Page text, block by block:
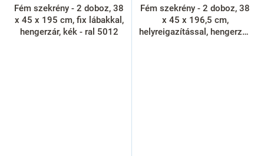
Fém szekrény - 2 doboz, 38
x 45 x 195 cm, fix lábakkal,
hengerzár, kék - ral 5012
Fém szekrény - 2 doboz, 38
x 45 x 196,5 cm,
helyreigazítással, hengerzár,